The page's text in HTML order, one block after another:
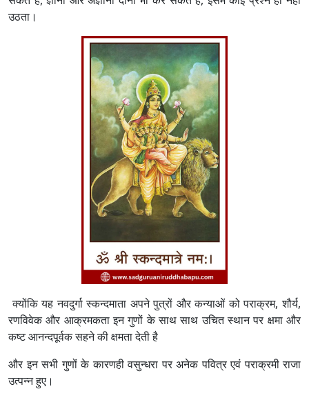
उठता।
क्योंकि यह नवदुर्गा स्कन्दमाता अपने पुत्रों और कन्याओं को पराक्रम, शौर्य,
रणविवेक और आक्रमकता इन गुणों के साथ साथ उचित स्थान पर क्षमा और
कष्ट आनन्दपूर्वक सहने की क्षमता देती है
और इन सभी गुणों के कारणही वसुन्धरा पर अनेक पवित्र एवं पराक्रमी राजा
उत्पन्न हुए।